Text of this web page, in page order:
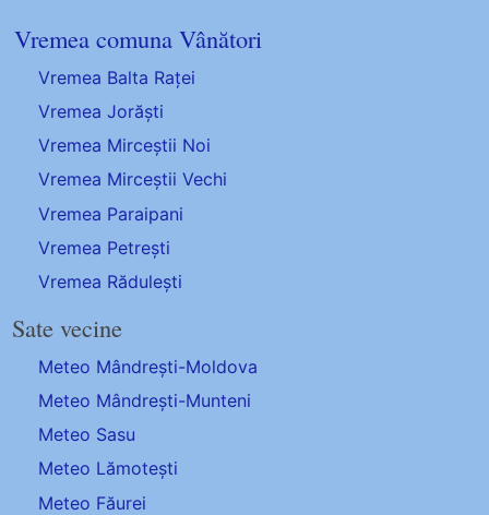
Vremea comuna Vânători
Vremea Balta Raței
Vremea Jorăști
Vremea Mirceștii Noi
Vremea Mirceștii Vechi
Vremea Paraipani
Vremea Petrești
Vremea Rădulești
Sate vecine
Meteo Mândrești-Moldova
Meteo Mândrești-Munteni
Meteo Sasu
Meteo Lămotești
Meteo Făurei